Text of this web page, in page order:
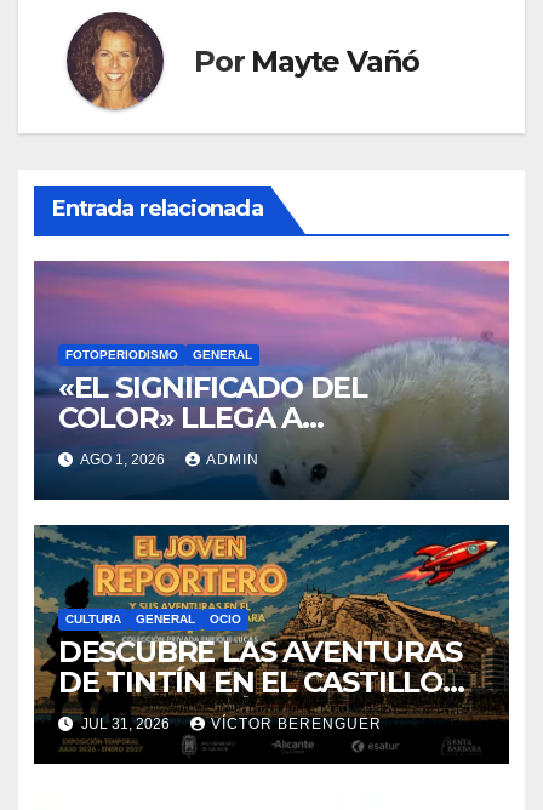
Por Mayte Vañó
Entrada relacionada
FOTOPERIODISMO GENERAL
«EL SIGNIFICADO DEL
COLOR» LLEGA A
VILLAJOYOSA
AGO 1, 2026 ADMIN
CULTURA GENERAL OCIO
DESCUBRE LAS AVENTURAS
DE TINTÍN EN EL CASTILLO
DE SANTA BÁRBARA DE
ALICANTE
JUL 31, 2026 VÍCTOR BERENGUER